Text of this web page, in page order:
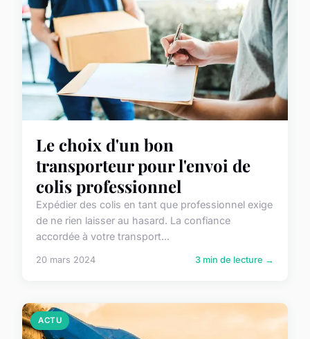
Le choix d'un bon
transporteur pour l'envoi de
colis professionnel
Expédier des colis en tant que professionnel exige
de ne rien laisser au hasard. La confiance
accordée à votre transport...
20 mars 2024 3 min de lecture →
ACTU